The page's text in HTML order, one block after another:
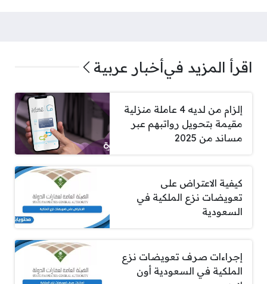
اقرأ المزيد فيأخبار عربية
إلزام من لديه 4 عاملة منزلية
مقيمة بتحويل رواتبهم عبر
مساند من 2025
كيفية الاعتراض على
تعويضات نزع الملكية في
السعودية
إجراءات صرف تعويضات نزع
الملكية في السعودية أون